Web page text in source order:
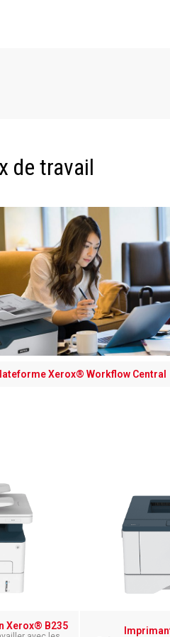
de travail
Xerox® Workflow Central
Xerox® B235